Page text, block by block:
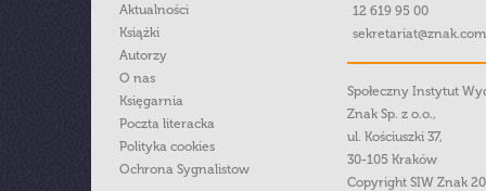
Aktualności
Książki
Autorzy
O nas
Księgarnia
Poczta literacka
Polityka cookies
Ochrona Sygnalistow
12 619 95 00
Społeczny Instytut
Znak Sp. z o.o.,
ul. Kościuszki 37,
30-105 Kraków
Copyright SIW Znak